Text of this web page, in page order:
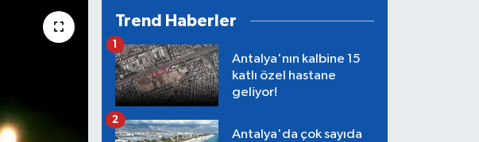
Trend Haberler
Antalya'nın kalbine 15
katlı özel hastane
geliyor!
1
Antalya'da çok sayıda
2